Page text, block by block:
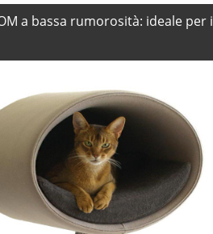
a bassa rumorosità: ideale per